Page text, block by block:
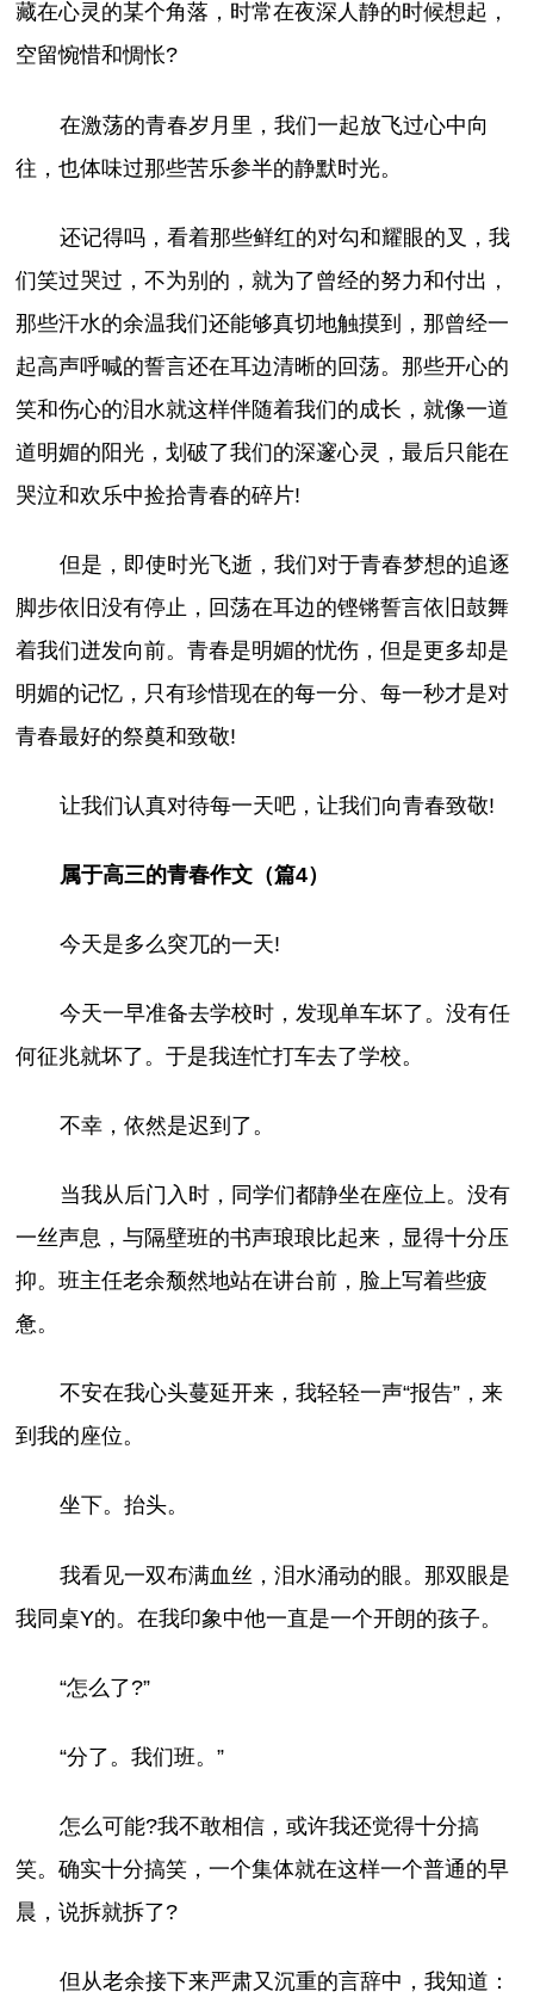
藏在心灵的某个角落，时常在夜深人静的时候想起，
空留惋惜和惆怅?
在激荡的青春岁月里，我们一起放飞过心中向
往，也体味过那些苦乐参半的静默时光。
还记得吗，看着那些鲜红的对勾和耀眼的叉，我
们笑过哭过，不为别的，就为了曾经的努力和付出，
那些汗水的余温我们还能够真切地触摸到，那曾经一
起高声呼喊的誓言还在耳边清晰的回荡。那些开心的
笑和伤心的泪水就这样伴随着我们的成长，就像一道
道明媚的阳光，划破了我们的深邃心灵，最后只能在
哭泣和欢乐中捡拾青春的碎片!
但是，即使时光飞逝，我们对于青春梦想的追逐
脚步依旧没有停止，回荡在耳边的铿锵誓言依旧鼓舞
着我们迸发向前。青春是明媚的忧伤，但是更多却是
明媚的记忆，只有珍惜现在的每一分、每一秒才是对
青春最好的祭奠和致敬!
让我们认真对待每一天吧，让我们向青春致敬!
属于高三的青春作文（篇4）
今天是多么突兀的一天!
今天一早准备去学校时，发现单车坏了。没有任
何征兆就坏了。于是我连忙打车去了学校。
不幸，依然是迟到了。
当我从后门入时，同学们都静坐在座位上。没有
一丝声息，与隔壁班的书声琅琅比起来，显得十分压
抑。班主任老余颓然地站在讲台前，脸上写着些疲
惫。
不安在我心头蔓延开来，我轻轻一声“报告”，来
到我的座位。
坐下。抬头。
我看见一双布满血丝，泪水涌动的眼。那双眼是
我同桌Y的。在我印象中他一直是一个开朗的孩子。
“怎么了?”
“分了。我们班。”
怎么可能?我不敢相信，或许我还觉得十分搞
笑。确实十分搞笑，一个集体就在这样一个普通的早
晨，说拆就拆了?
但从老余接下来严肃又沉重的言辞中，我知道：